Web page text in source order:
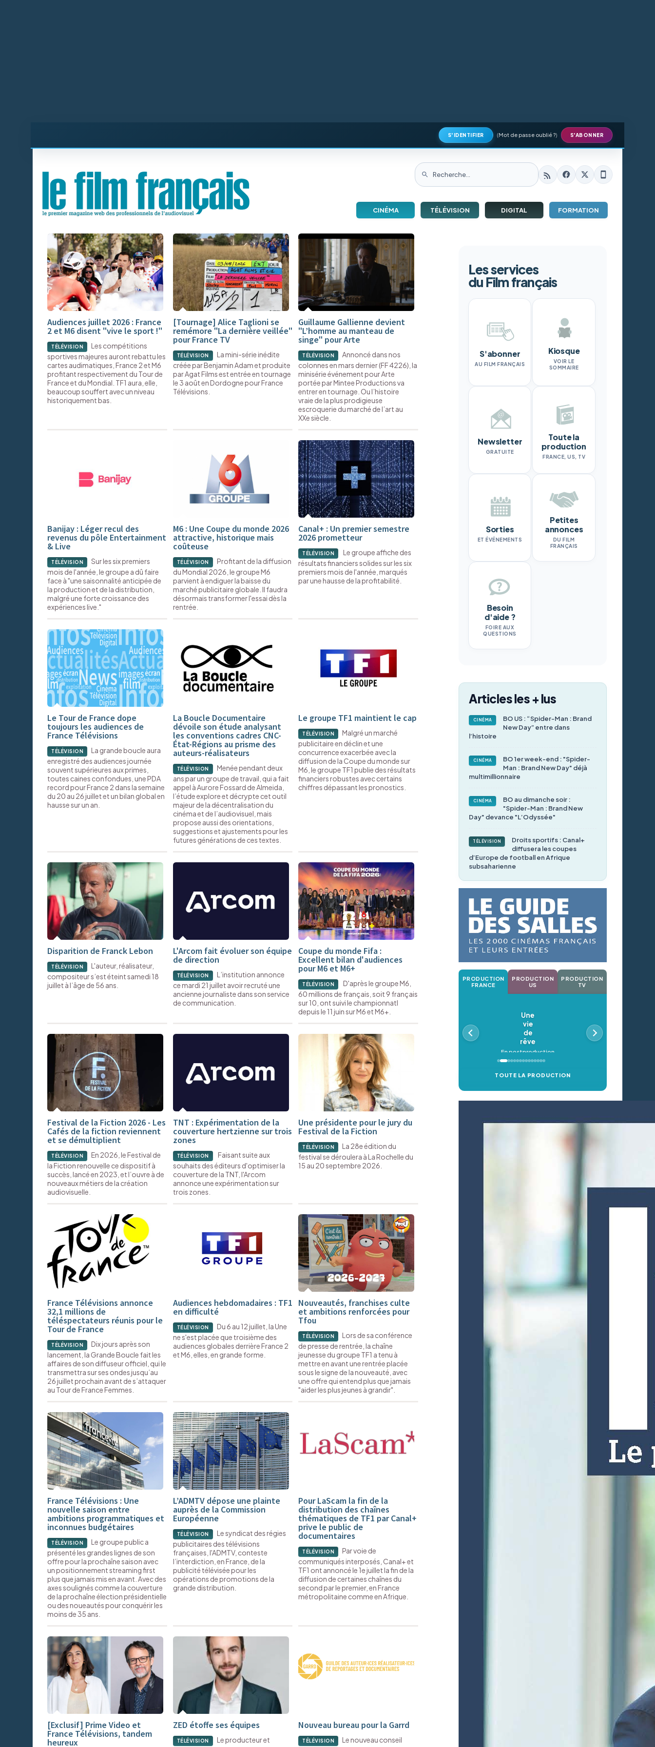
S'IDENTIFIER (Mot de passe oublié ?) S'ABONNER
CINÉMA TÉLÉVISION DIGITAL FORMATION
Audiences juillet 2026 : France
2 et M6 disent "vive le sport !"
TÉLÉVISION
Les compétitions
sportives majeures auront rebattu les
cartes audimatiques, France 2 et M6
profitant respectivement du Tour de
France et du Mondial. TF1 aura, elle,
beaucoup souffert avec un niveau
historiquement bas.
[Tournage] Alice Taglioni se
remémore "La dernière veillée"
pour France TV
TÉLÉVISION
La mini-série inédite
créée par Benjamin Adam et produite
par Agat Films est entrée en tournage
le 3 août en Dordogne pour France
Télévisions.
Guillaume Gallienne devient
"L’homme au manteau de
singe" pour Arte
TÉLÉVISION
Annoncé dans nos
colonnes en mars dernier (FF 4226), la
minisérie événement pour Arte
portée par Mintee Productions va
entrer en tournage. Ou l’histoire
vraie de la plus prodigieuse
escroquerie du marché de l’art au
XXe siècle.
Banijay : Léger recul des
revenus du pôle Entertainment
& Live
TÉLÉVISION
Sur les six premiers
mois de l'année, le groupe a dû faire
face à "une saisonnalité anticipée de
la production et de la distribution,
malgré une forte croissance des
expériences live."
M6 : Une Coupe du monde 2026
attractive, historique mais
coûteuse
TÉLÉVISION
Profitant de la diffusion
du Mondial 2026, le groupe M6
parvient à endiguer la baisse du
marché publicitaire globale. Il faudra
désormais transformer l'essai dès la
rentrée.
Canal+ : Un premier semestre
2026 prometteur
TÉLÉVISION
Le groupe affiche des
résultats financiers solides sur les six
premiers mois de l'année, marqués
par une hausse de la profitabilité.
Le Tour de France dope
toujours les audiences de
France Télévisions
TÉLÉVISION
La grande boucle aura
enregistré des audiences journée
souvent supérieures aux primes,
toutes caines confondues, une PDA
record pour France 2 dans la semaine
du 20 au 26 juillet et un bilan global en
hausse sur un an.
La Boucle Documentaire
dévoile son étude analysant
les conventions cadres CNC-
État-Régions au prisme des
auteurs-réalisateurs
TÉLÉVISION
Menée pendant deux
ans par un groupe de travail, qui a fait
appel à Aurore Fossard de Almeida,
l’étude explore et décrypte cet outil
majeur de la décentralisation du
cinéma et de l’audiovisuel, mais
propose aussi des orientations,
suggestions et ajustements pour les
futures générations de ces textes.
Le groupe TF1 maintient le cap
TÉLÉVISION
Malgré un marché
publicitaire en déclin et une
concurrence exacerbée avec la
diffusion de la Coupe du monde sur
M6, le groupe TF1 publie des résultats
financiers robustes avec certains
chiffres dépassant les pronostics.
Disparition de Franck Lebon
TÉLÉVISION
L'auteur, réalisateur,
compositeur s’est éteint samedi 18
juillet à l’âge de 56 ans.
L'Arcom fait évoluer son équipe
de direction
TÉLÉVISION
L’institution annonce
ce mardi 21 juillet avoir recruté une
ancienne journaliste dans son service
de communication.
Coupe du monde Fifa :
Excellent bilan d'audiences
pour M6 et M6+
TÉLÉVISION
D'après le groupe M6,
60 millions de français, soit 9 français
sur 10, ont suivi le championnatl
depuis le 11 juin sur M6 et M6+.
Festival de la Fiction 2026 - Les
Cafés de la fiction reviennent
et se démultiplient
TÉLÉVISION
En 2026, le Festival de
la Fiction renouvelle ce dispositif à
succès, lancé en 2023, et l’ouvre à de
nouveaux métiers de la création
audiovisuelle.
TNT : Expérimentation de la
couverture hertzienne sur trois
zones
TÉLÉVISION
Faisant suite aux
souhaits des éditeurs d'optimiser la
couverture de la TNT, l'Arcom
annonce une expérimentation sur
trois zones.
Une présidente pour le jury du
Festival de la Fiction
TÉLÉVISION
La 28e édition du
festival se déroulera à La Rochelle du
15 au 20 septembre 2026.
France Télévisions annonce
32,1 millions de
téléspectateurs réunis pour le
Tour de France
TÉLÉVISION
Dix jours après son
lancement, la Grande Boucle fait les
affaires de son diffuseur officiel, qui le
transmettra sur ses ondes jusqu’au
26 juillet prochain avant de s’attaquer
au Tour de France Femmes.
Audiences hebdomadaires : TF1
en difficulté
TÉLÉVISION
Du 6 au 12 juillet, la Une
ne s'est placée que troisième des
audiences globales derrière France 2
et M6, elles, en grande forme.
Nouveautés, franchises culte
et ambitions renforcées pour
Tfou
TÉLÉVISION
Lors de sa conférence
de presse de rentrée, la chaîne
jeunesse du groupe TF1 a tenu à
mettre en avant une rentrée placée
sous le signe de la nouveauté, avec
une offre qui entend plus que jamais
"aider les plus jeunes à grandir".
France Télévisions : Une
nouvelle saison entre
ambitions programmatiques et
inconnues budgétaires
TÉLÉVISION
Le groupe public a
présenté les grandes lignes de son
offre pour la prochaîne saison avec
un positionnement streaming first
plus que jamais mis en avant. Avec des
axes soulignés comme la couverture
de la prochaîne élection présidentielle
ou des noueautés pour conquérir les
moins de 35 ans.
L’ADMTV dépose une plainte
auprès de la Commission
Européenne
TÉLÉVISION
Le syndicat des régies
publicitaires des télévisions
françaises, l'ADMTV, conteste
l’interdiction, en France, de la
publicité télévisée pour les
opérations de promotions de la
grande distribution.
Pour LaScam la fin de la
distribution des chaînes
thématiques de TF1 par Canal+
prive le public de
documentaires
TÉLÉVISION
Par voie de
communiqués interposés, Canal+ et
TF1 ont annoncé le 1e juillet la fin de la
diffusion de certaines chaînes du
second par le premier, en France
métropolitaine comme en Afrique.
[Exclusif] Prime Video et
France Télévisions, tandem
heureux
ZED étoffe ses équipes
TÉLÉVISION
Le producteur et
Nouveau bureau pour la Garrd
TÉLÉVISION
Le nouveau conseil
Les services
du Film français
S'abonner
AU FILM FRANÇAIS
Kiosque
VOIR LE
SOMMAIRE
Newsletter
GRATUITE
Toute la
production
FRANCE, US, TV
Sorties
ET ÉVÉNEMENTS
Petites
annonces
DU FILM
FRANÇAIS
Besoin
d'aide ?
FOIRE AUX
QUESTIONS
Articles les + lus
CINÉMA
BO US : “Spider-Man : Brand
New Day” entre dans
l’histoire
CINÉMA
BO 1er week-end : "Spider-
Man : Brand New Day" déjà
multimillionnaire
CINÉMA
BO au dimanche soir :
"Spider-Man : Brand New
Day" devance "L’Odyssée"
TÉLÉVISION
Droits sportifs : Canal+
diffusera les coupes
d’Europe de football en Afrique
subsaharienne
PRODUCTION
FRANCE
PRODUCTION
US
PRODUCTION
TV
Une
vie
de
rêve
En postproduction
TOUTE LA PRODUCTION